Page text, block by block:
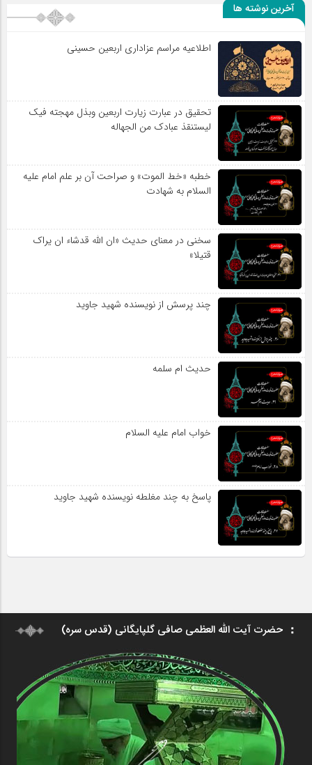
آخرین نوشته ها
اطلاعیه مراسم عزاداری اربعین حسینی
تحقیق در عبارت زیارت اربعین وبذل مهجته فیک
لیستنقذ عبادک من الجهاله
خطبه «خط الموت» و صراحت آن بر علم امام علیه
السلام به شهادت
سخنی در معنای حدیث «ان الله قدشاء ان یراک
قتیلا»
چند پرسش از نویسنده شهید جاوید
حدیث ام سلمه
خواب امام علیه السلام
پاسخ به چند مغلطه نویسنده شهید جاوید
حضرت آیت الله العظمی صافی گلپایگانی (قدس سره)